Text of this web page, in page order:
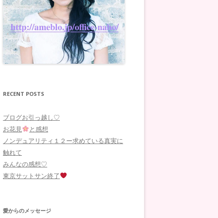
RECENT POSTS
ブログお引っ越し♡
お花見
と感想
ノンデュアリティ１２ー求めている真実に
触れて
みんなの感想♡
東京サットサン終了
愛からのメッセージ